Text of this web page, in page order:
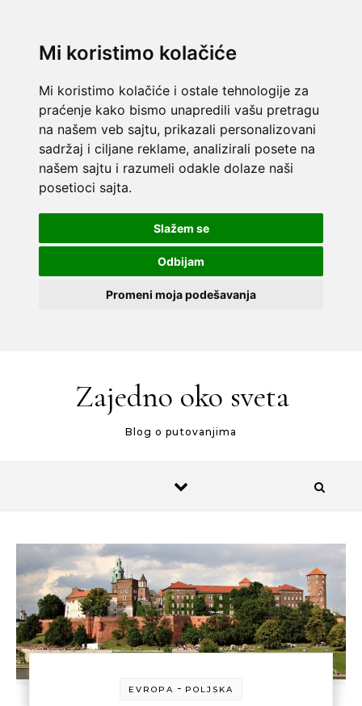
Mi koristimo kolačiće
Mi koristimo kolačiće i ostale tehnologije za
praćenje kako bismo unapredili vašu pretragu
na našem veb sajtu, prikazali personalizovani
sadržaj i ciljane reklame, analizirali posete na
našem sajtu i razumeli odakle dolaze naši
posetioci sajta.
Slažem se
Odbijam
Promeni moja podešavanja
Zajedno oko sveta
Blog o putovanjima
EVROPA - POLJSKA